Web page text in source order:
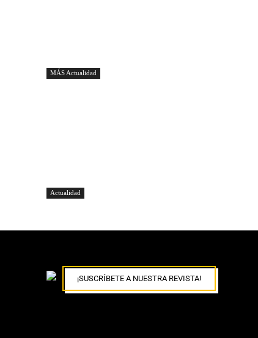
MÁS Actualidad
Actualidad
¡SUSCRÍBETE A NUESTRA REVISTA!